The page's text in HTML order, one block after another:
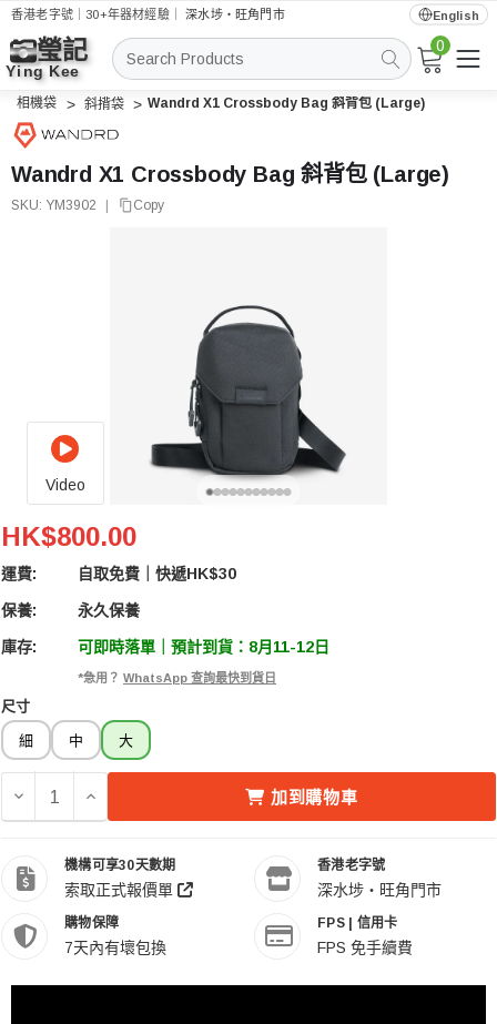
香港老字號｜30+年器材經驗｜深水埗・旺角門市 English
搜
索
0
相機袋 斜揹袋 Wandrd X1 Crossbody Bag 斜背包 (Large)
Wandrd X1 Crossbody Bag 斜背包 (Large)
SKU: YM3902 Copy
Video
Wandrd X1 Crossbody Bag 斜背包 (Large)
HK$800.00
運費: 自取免費｜快遞HK$30
保養: 永久保養
庫存: 可即時落單｜預計到貨：8月11-12日
*急用？ WhatsApp 查詢最快到貨日
尺寸
細 中 大
減少 WANDRD X1 CROSSBODY BAG 斜背包 (LARGE) 的
增加 WANDRD X1 CROSSBODY BAG 斜背包
加到購物車
機構可享30天數期
索取正式報價單
香港老字號
深水埗・旺角門市
購物保障
7天內有壞包換
FPS | 信用卡
FPS 免手續費